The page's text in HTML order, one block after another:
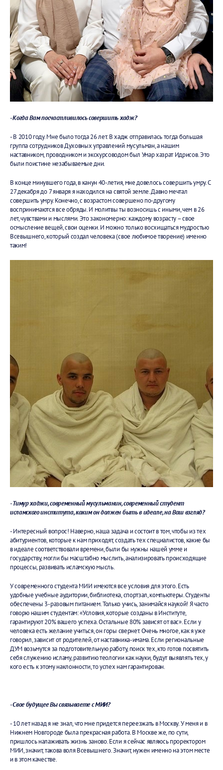
- Когда Вам посчастливилось совершить хадж?
- В 2010 году. Мне было тогда 26 лет. В хадж отправилась тогда большая
группа сотрудников Духовных управлений мусульман, а нашим
наставником, проводником и экскурсоводом был Умар хазрат Идрисов. Это
были поистине незабываемые дни.
В конце минувшего года, в канун 40-летия, мне довелось совершить умру. С
27 декабря до 7 января я находился на святой земле. Давно мечтал
совершить умру. Конечно, с возрастом совершено по-другому
воспринимаются все обряды. И молитвы ты возносишь с иными, чем в 26
лет, чувствами и мыслями. Это закономерно: каждому возрасту – свое
осмысление вещей, свои оценки. И можно только восхищаться мудростью
Всевышнего, который создал человека (свое любимое творение) именно
таким!
- Тимур хаджи, современный мусульманин, современный студент
исламского института, каким он должен быть в идеале, на Ваш взгляд?
- Интересный вопрос! Наверно, наша задача и состоит в том, чтобы из тех
абитуриентов, которые к нам приходят, создать тех специалистов, какие бы
в идеале соответствовали времени, были бы нужны нашей умме и
государству, могли бы масштабно мыслить, анализировать происходящие
процессы, развивать исламскую мысль.
У современного студента МИИ имеются все условия для этого. Есть
удобные учебные аудитории, библиотека, спортзал, компьютеры. Студенты
обеспечены 3-разовым питанием. Только учись, занимайся наукой! Я часто
говорю нашим студентам: «Условия, которые созданы в Институте,
гарантируют 20% вашего успеха. Остальные 80% зависят от вас». Если у
человека есть желание учиться, он горы свернет. Очень многое, как я уже
говорил, зависит от родителей, от наставника-имама. Если региональные
ДУМ возьмутся за подготовительную работу, поиск тех, кто готов посвятить
себя служению исламу, развитию теологии как науки, будут выявлять тех, у
кого есть к этому наклонности, то успех нам гарантирован.
- Свое будущее Вы связываете с МИИ?
- 10 лет назад я не знал, что мне придется переезжать в Москву. У меня и в
Нижнем Новгороде была прекрасная работа. В Москве же, по сути,
пришлось налаживать жизнь заново. Если я сейчас являюсь проректором
МИИ, значит, такова воля Всевышнего. Значит, нужен именно на этом месте
и в этом качестве.